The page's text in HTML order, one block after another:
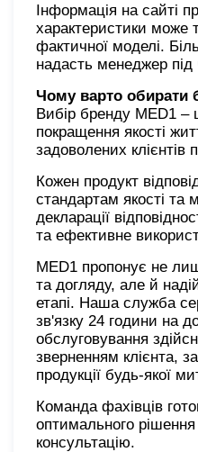
Інформація на сайті
характеристики може
фактичної моделі.
надасть менеджер під
Чому варто обирати
Вибір бренду MED1 –
покращення якості
задоволених клієнтів
Кожен продукт
стандартам якості та
декларації
та ефективне
MED1 пропонує не
та догляду, але й
етапі. Наша служба
зв'язку 24 години на
обслуговування
зверненням клієнта,
продукції будь-якої
Команда фахівців
оптимального
консультацію.